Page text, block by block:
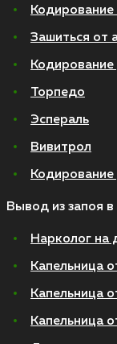
Зашиться от
Торпедо
Эспераль
Вивитрол
Вывод из запоя
Нарколог на
Капельница
Капельница
Капельница